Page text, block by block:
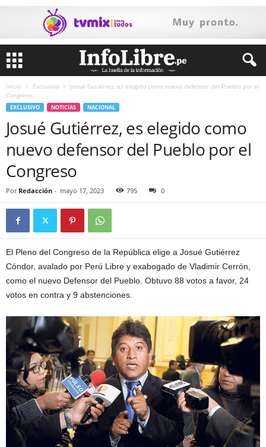
Inicio Exclusivo
Josué Gutiérrez, es elegido como nuevo defensor del Pueblo por el
Congreso
EXCLUSIVO NOTICIAS NACIONAL
Josué Gutiérrez, es elegido como
nuevo defensor del Pueblo por el
Congreso
Por Redacción - mayo 17, 2023 795 0
El Pleno del Congreso de la República elige a Josué Gutiérrez
Cóndor, avalado por Perú Libre y exabogado de Vladimir Cerrón,
como el nuevo Defensor del Pueblo. Obtuvo 88 votos a favor, 24
votos en contra y 9 abstenciones.